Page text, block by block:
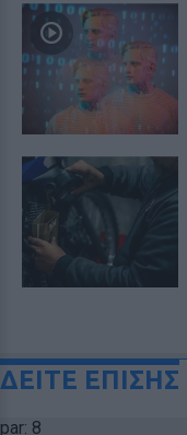
ΔΕΙΤΕ ΕΠΙΣΗΣ
par: 8